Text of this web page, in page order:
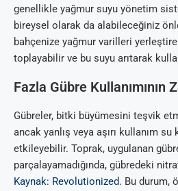
genellikle yağmur suyu yönetim
bireysel olarak da alabileceğiniz
bahçenize yağmur varilleri
toplayabilir ve bu suyu arıtarak
Fazla Gübre Kullanımının
Gübreler, bitki büyümesini teşvik
ancak yanlış veya aşırı kullanım
etkileyebilir. Toprak, uygulanan
parçalayamadığında, gübredeki
Kaynak: Revolutionized. Bu durum,